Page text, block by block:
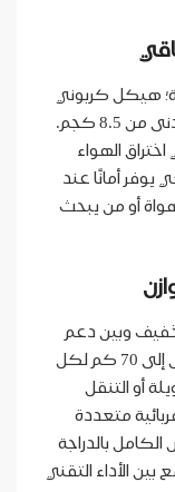
هيكل كربوني
كامل، ناقل حركة إلكتروني دقيق، ووزن أدنى من 8.5 كجم.
الهواء
يوفر أمانًا عند
أو من يبحث
وبين دعم
كهربائي مبتكر، توفر طاقة مساعدة تصل إلى 70 كم لكل
أو التنقل
متعددة
بالدراجة
الأداء التقني